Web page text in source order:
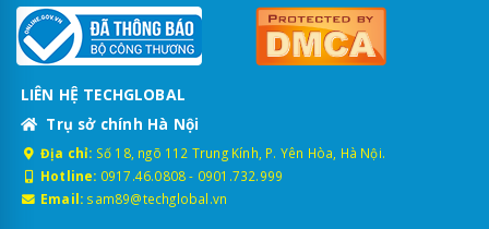
LIÊN HỆ TECHGLOBAL
Trụ sở chính Hà Nội
Địa chỉ: Số 18, ngõ 112 Trung Kính, P. Yên Hòa, Hà Nội.
Hotline: 0917.46.0808- 0901.732.999
Email: sam89@techglobal.vn